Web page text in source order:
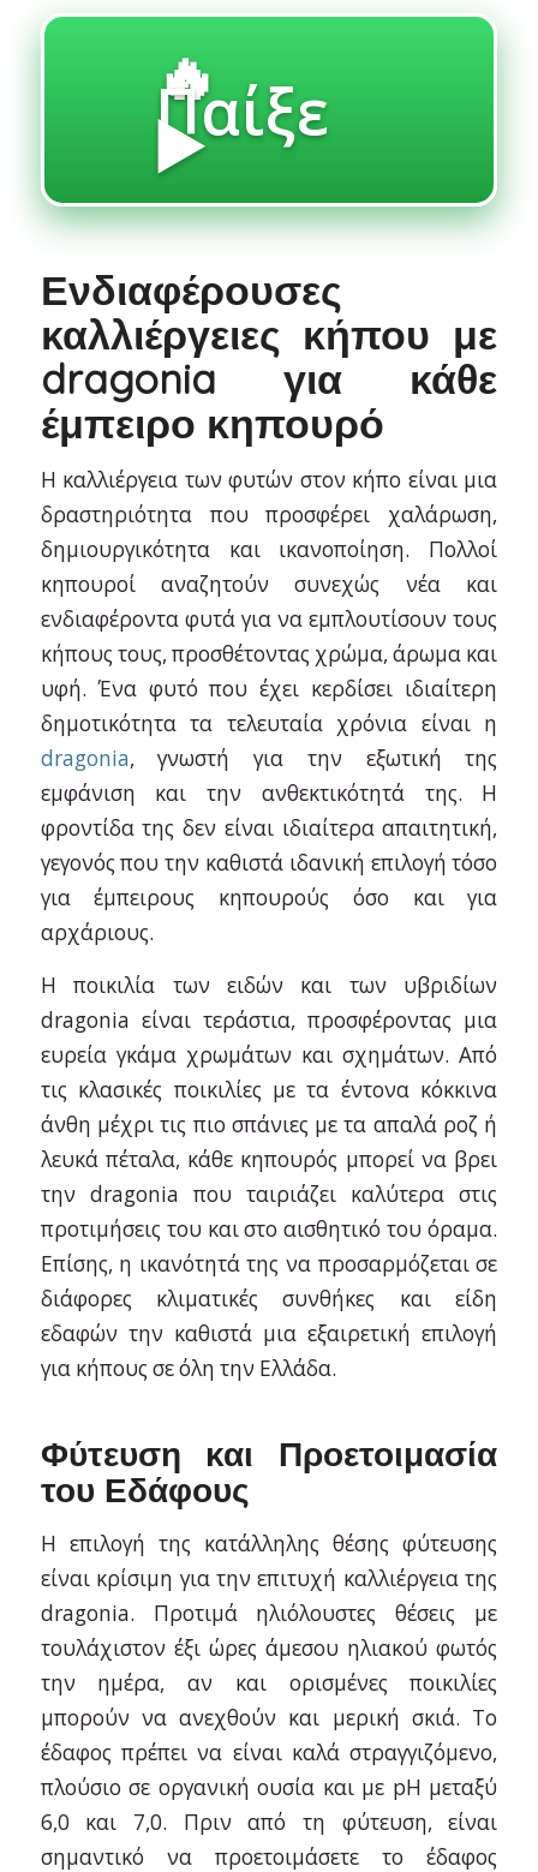
🔥
Παίξε
▶️
Ενδιαφέρουσες
καλλιέργειες κήπου με
dragonia για κάθε
έμπειρο κηπουρό
Η καλλιέργεια των φυτών στον κήπο είναι μια
δραστηριότητα που προσφέρει χαλάρωση,
δημιουργικότητα και ικανοποίηση. Πολλοί
κηπουροί αναζητούν συνεχώς νέα και
ενδιαφέροντα φυτά για να εμπλουτίσουν τους
κήπους τους, προσθέτοντας χρώμα, άρωμα και
υφή. Ένα φυτό που έχει κερδίσει ιδιαίτερη
δημοτικότητα τα τελευταία χρόνια είναι η
dragonia, γνωστή για την εξωτική της
εμφάνιση και την ανθεκτικότητά της. Η
φροντίδα της δεν είναι ιδιαίτερα απαιτητική,
γεγονός που την καθιστά ιδανική επιλογή τόσο
για έμπειρους κηπουρούς όσο και για
αρχάριους.
Η ποικιλία των ειδών και των υβριδίων
dragonia είναι τεράστια, προσφέροντας μια
ευρεία γκάμα χρωμάτων και σχημάτων. Από
τις κλασικές ποικιλίες με τα έντονα κόκκινα
άνθη μέχρι τις πιο σπάνιες με τα απαλά ροζ ή
λευκά πέταλα, κάθε κηπουρός μπορεί να βρει
την dragonia που ταιριάζει καλύτερα στις
προτιμήσεις του και στο αισθητικό του όραμα.
Επίσης, η ικανότητά της να προσαρμόζεται σε
διάφορες κλιματικές συνθήκες και είδη
εδαφών την καθιστά μια εξαιρετική επιλογή
για κήπους σε όλη την Ελλάδα.
Φύτευση και Προετοιμασία
του Εδάφους
Η επιλογή της κατάλληλης θέσης φύτευσης
είναι κρίσιμη για την επιτυχή καλλιέργεια της
dragonia. Προτιμά ηλιόλουστες θέσεις με
τουλάχιστον έξι ώρες άμεσου ηλιακού φωτός
την ημέρα, αν και ορισμένες ποικιλίες
μπορούν να ανεχθούν και μερική σκιά. Το
έδαφος πρέπει να είναι καλά στραγγιζόμενο,
πλούσιο σε οργανική ουσία και με pH μεταξύ
6,0 και 7,0. Πριν από τη φύτευση, είναι
σημαντικό να προετοιμάσετε το έδαφος